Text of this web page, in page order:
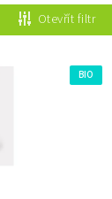
Otevřít filtr
BIO